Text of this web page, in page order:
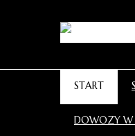
START
DOWOZY W